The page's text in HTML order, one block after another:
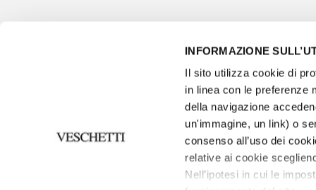
INFORMAZIONE
Il sito utilizza cookie di
in linea con le preferenze
della navigazione
un'immagine, un link) o
consenso all’uso dei
relative ai cookie
Nell’ipotesi in cui le
privacy